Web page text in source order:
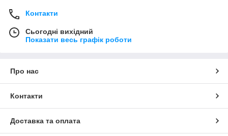
Контакти
Сьогодні вихідний
Показати весь графік роботи
Про нас
Контакти
Доставка та оплата